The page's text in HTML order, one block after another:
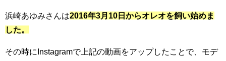
浜崎あゆみさんは2016年3月10日からオレオを飼い始めま
した。
その時にInstagramで上記の動画をアップしたことで、モデ